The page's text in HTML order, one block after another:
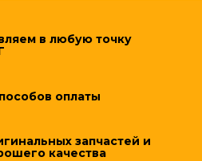
в любую точку
оплаты
запчастей и
качества